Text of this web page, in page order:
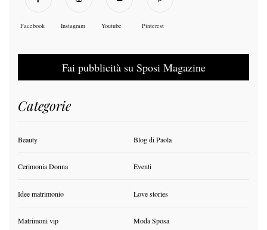
Facebook Instagram Youtube Pinterest
Fai pubblicità su Sposi Magazine
Categorie
Beauty Blog di Paola
Cerimonia Donna Eventi
Idee matrimonio Love stories
Matrimoni vip Moda Sposa